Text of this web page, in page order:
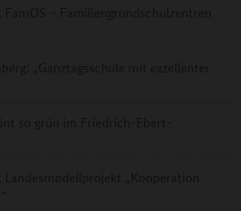
FamOS – Familiengrundschulzentren
„Ganztagsschule mit exzellenter
so grün im Friedrich-Ebert-
Landesmodellprojekt „Kooperation